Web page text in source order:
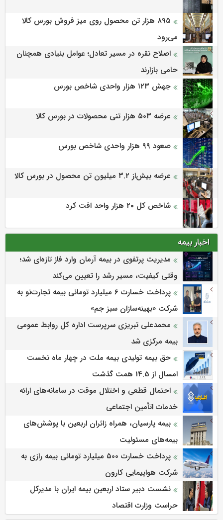
۸۹۵ هزار تن محصول روی میز فروش بورس کالا
می‌‌رود
اصلاح نقره در مسیر تعادل؛ عوامل بنیادی همچنان
حامی بازارند
جهش ۱۲۳ هزار واحدی شاخص بورس
عرضه ۵۰۳ هزار تنی محصولات در بورس کالا
صعود ۹۹ هزار واحدی شاخص بورس
عرضه بیش‌از ۳.۲ میلیون تن محصول در بورس کالا
شاخص کل ۲۰ هزار واحد افت کرد
اخبار بیمه
مدیریت پرتفوی در بیمه آرمان وارد فاز تازه‌ای شد؛
وقتی کیفیت، مسیر رشد را تعیین می‌کند
پرداخت خسارت ۶ میلیارد تومانی بیمه تجارت‌نو به
شرکت «بهینه‌سازان سبز جم»
محمدعلی تبریزی سرپرست اداره كل روابط عمومی
بیمه مركزی شد
حق بیمه تولیدی بیمه ملت در چهار ماه نخست
امسال از 14.5 همت گذشت
احتمال قطعی و اختلال موقت در سامانه‌های ارائه
خدمات اتأمین اجتماعی
بیمه پارسیان، همراه زائران اربعین با پوشش‌های
بیمه‌های مسئولیت
پرداخت خسارت ۵۰۰ میلیارد تومانی بیمه رازی به
شرکت هواپیمایی کارون
نشست دبیر ستاد اربعین بیمه ایران با مدیرکل
حراست وزارت اقتصاد